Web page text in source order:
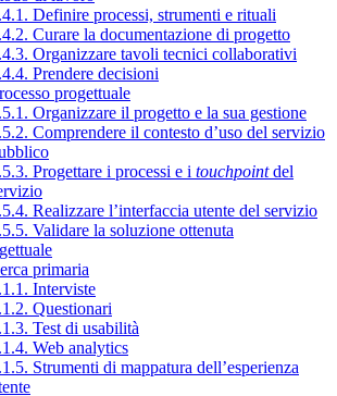
Definire processi, strumenti e rituali
Curare la documentazione di progetto
Organizzare tavoli tecnici collaborativi
Prendere decisioni
progettuale
Organizzare il progetto e la sua gestione
Comprendere il contesto d’uso del servizio
Progettare i processi e i touchpointdel
Realizzare l’interfaccia utente del servizio
Validare la soluzione ottenuta
primaria
Interviste
Questionari
Test di usabilità
Web analytics
Strumenti di mappatura dell’esperienza